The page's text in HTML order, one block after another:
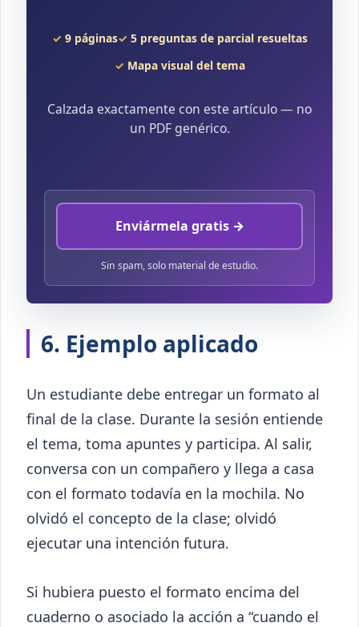
9 páginas
5 preguntas de parcial resueltas
Mapa visual del tema
Calzada exactamente con este artículo — no
un PDF genérico.
Enviármela gratis →
Sin spam, solo material de estudio.
6. Ejemplo aplicado
Un estudiante debe entregar un formato al
final de la clase. Durante la sesión entiende
el tema, toma apuntes y participa. Al salir,
conversa con un compañero y llega a casa
con el formato todavía en la mochila. No
olvidó el concepto de la clase; olvidó
ejecutar una intención futura.
Si hubiera puesto el formato encima del
cuaderno o asociado la acción a “cuando el